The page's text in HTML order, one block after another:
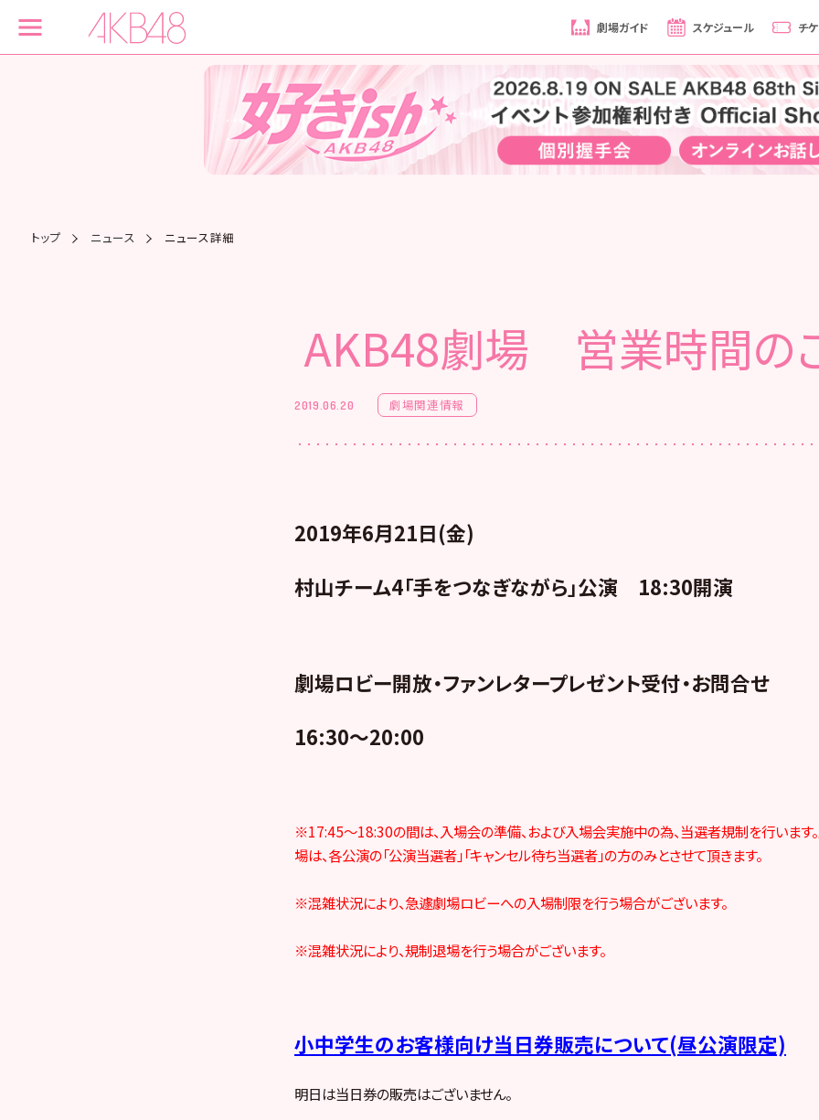
劇場ガイド スケジュール チ
トップ ニュース ニュース詳細
AKB48劇場 営業時間の
2019.06.20 劇場関連情報
2019年6月21日(金)
村山チーム4「手をつなぎながら」公演 18:30開演
劇場ロビー開放・ファンレタープレゼント受付・お問合せ
16:30～20:00
※17:45～18:30の間は、入場会の準備、および入場会実施中の為、当選者規制を行います
場は、各公演の「公演当選者」「キャンセル待ち当選者」の方のみとさせて頂きます。
※混雑状況により、急遽劇場ロビーへの入場制限を行う場合がございます。
※混雑状況により、規制退場を行う場合がございます。
小中学生のお客様向け当日券販売について(昼公演限定)
明日は当日券の販売はございません。